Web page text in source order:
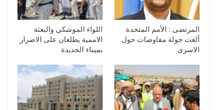
المرتضى : الأمم المتحدة
ألغت جولة مفاوضات حول
الاسرى
اللواء الموشكي والبعثة
الاممية يطلعان على الاضرار
بميناء الحديدة